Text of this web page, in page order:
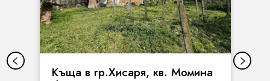
Къща в гр.Хисаря, кв. Момина